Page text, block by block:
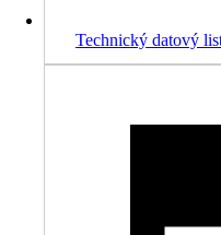
Technický datový